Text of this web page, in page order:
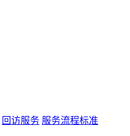
回访服务 服务流程标准